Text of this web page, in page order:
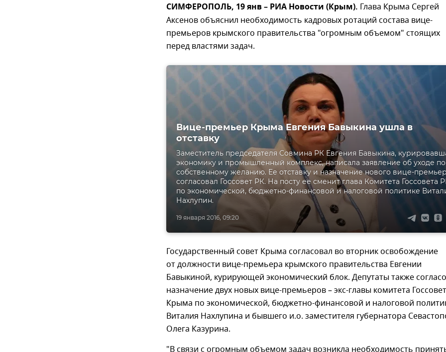
СИМФЕРОПОЛЬ, 19 янв – РИА Новости (Крым). Глава Крыма Сергей
Аксенов объяснил необходимость кадровых ротаций состава вице-
премьеров крымского правительства "огромным объемом" стоящих
перед властями задач.
19 января 2016, 09:20
Вице-премьер Крыма Евгения Бавыкина ушла в
отставку
Заместитель председателя Совмина РК Евгения Бавыкина,
экономику и промышленный комплекс, написала заявление об уходе по
собственному желанию. Ее отставку и назначение нового вице-
согласовал Госсовет РК. На посту ее сменит глава Комитета Госсовета
по экономической, бюджетно-финансовой и налоговой политике
Нахлупин.
Государственный совет Крыма согласовал во вторник освобождение
от должности вице-премьера крымского правительства Евгении
Бавыкиной, курирующей экономический блок. Депутаты также
назначение двух новых вице-премьеров – экс-главы комитета
Крыма по экономической, бюджетно-финансовой и налоговой
Виталия Нахлупина и бывшего и.о. заместителя губернатора
Олега Казурина.
"В связи с огромным объемом задач возникла необходимость